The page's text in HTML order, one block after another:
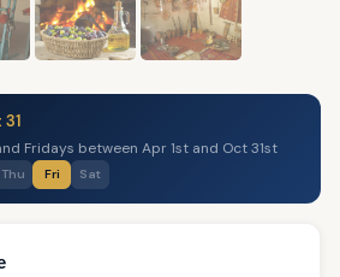
Fridays between Apr 1st and Oct 31st
Thu Fri Sat